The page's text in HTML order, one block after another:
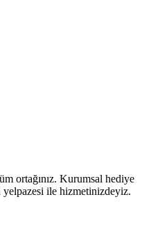
ortağınız. Kurumsal hediye
ile hizmetinizdeyiz.